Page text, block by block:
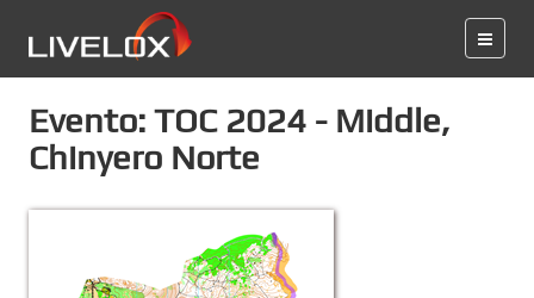
Evento: TOC 2024 - Middle,
Chinyero Norte